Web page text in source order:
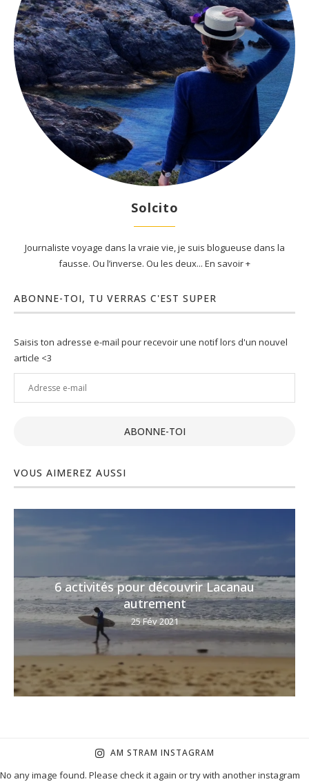
Solcito
Journaliste voyage dans la vraie vie, je suis blogueuse dans la
fausse. Ou l’inverse. Ou les deux... En savoir +
ABONNE-TOI, TU VERRAS C'EST SUPER
Saisis ton adresse e-mail pour recevoir une notif lors d'un nouvel
article <3
Adresse
e-
ABONNE-TOI
VOUS AIMEREZ AUSSI
6 activités pour découvrir Lacanau
autrement
25 Fév 2021
AM STRAM INSTAGRAM
No any image found. Please check it again or try with another instagram